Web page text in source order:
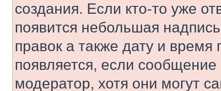
создания. Если кто-то уже
появится небольшая
правок а также дату и
появляется, если
модератор, хотя они могут